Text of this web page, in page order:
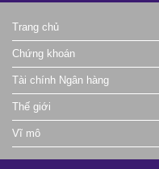
Trang chủ
Chứng khoán
Tài chính Ngân hàng
Thế giới
Vĩ mô